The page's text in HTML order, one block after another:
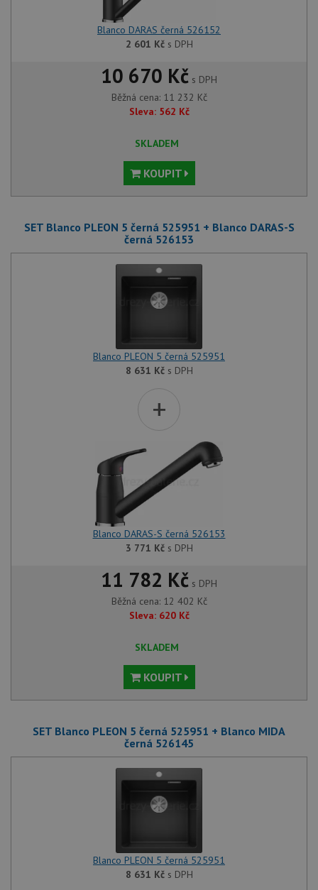
Blanco DARAS černá 526152
2 601 Kčs DPH
10 670 Kč s DPH
Běžná cena: 11 232 Kč
Sleva: 562 Kč
SKLADEM
KOUPIT
SET Blanco PLEON 5 černá 525951 + Blanco DARAS-S
černá 526153
Blanco PLEON 5 černá 525951
8 631 Kčs DPH
+
Blanco DARAS-S černá 526153
3 771 Kčs DPH
11 782 Kč s DPH
Běžná cena: 12 402 Kč
Sleva: 620 Kč
SKLADEM
KOUPIT
SET Blanco PLEON 5 černá 525951 + Blanco MIDA
černá 526145
Blanco PLEON 5 černá 525951
8 631 Kčs DPH